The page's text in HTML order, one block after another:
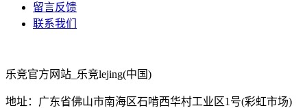
留言反馈
联系我们
乐竞官方网站_乐竞lejing(中国)
地址：广东省佛山市南海区石啃西华村工业区1号(彩虹市场)